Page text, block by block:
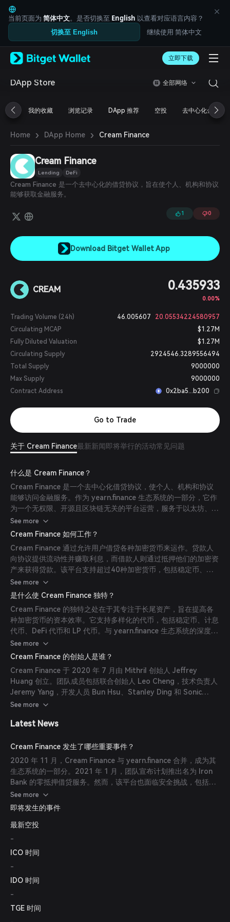
English
日本語
Tiếng Việt
Русский
Español (Latinoamérica)
Türkçe
Français
简体中文
繁體中文
Bahasa Indonesia
ภาษาไทย
العربية
हिन्दी
বাংলা
Español
Português (Brasil)
当前页面为 简体中文。是否切换至 English 以查看对应语言内容？
切换至 English 继续使用 简体中文
立即下载
DApp Store 全部网络
我的收藏 浏览记录 DApp 推荐 空投 去中心化金融
Home › DApp Home › Cream Finance
Cream Finance
Lending DeFi
Cream Finance 是一个去中心化的借贷协议，旨在使个人、机构和协议
能够获取金融服务。
1 0
Download Bitget Wallet App
CREAM 0.435933
0.00%
Trading Volume (24h) 46.005607
20.05534224580957
Circulating MCAP
$1.27M
Fully Diluted Valuation
$1.27M
Circulating Supply
2924546.3289556494
Total Supply
9000000
Max Supply
9000000
Contract Address
0x2ba5...b200
Go to Trade
关于 Cream Finance最新新闻即将举行的活动常见问题
什么是 Cream Finance？
Cream Finance 是一个去中心化借贷协议，使个人、机构和协议
能够访问金融服务。作为 yearn.finance 生态系统的一部分，它作
为一个无权限、开源且区块链无关的平台运营，服务于以太坊、币
安智能链、Polygon 和 Fantom 网络的用户。用户可以存入以太
币或包装比特币等资产以赚取收益，类似于传统的储蓄账户。
See more
Cream Finance 如何工作？
Cream Finance 通过允许用户借贷各种加密货币来运作。贷款人
向协议提供流动性并赚取利息，而借款人则通过抵押他们的加密资
产来获得贷款。该平台支持超过40种加密货币，包括稳定币、
DeFi 代币和 LP 代币。此外，Cream Finance 提供了一个名为
Cream Swap 的去中心化交易所，允许用户使用自动化做市商模
See more
是什么使 Cream Finance 独特？
Cream Finance 的独特之处在于其专注于长尾资产，旨在提高各
种加密货币的资本效率。它支持多样化的代币，包括稳定币、计息
代币、DeFi 代币和 LP 代币。与 yearn.finance 生态系统的深度集
成增强了其能力，且平台跨以太坊、币安智能链、Polygon 和
Fantom 的多链支持，为用户提供了灵活性和可访问性。
See more
Cream Finance 的创始人是谁？
Cream Finance 于 2020 年 7 月由 Mithril 创始人 Jeffrey
Huang 创立。团队成员包括联合创始人 Leo Cheng，技术负责人
Jeremy Yang，开发人员 Bun Hsu、Stanley Ding 和 Sonic
Jhan，产品经理 Eason Wu，以及市场团队成员 Max 和
See more
Latest News
Cream Finance 发生了哪些重要事件？
2020 年 11 月，Cream Finance 与 yearn.finance 合并，成为其
生态系统的一部分。2021 年 1 月，团队宣布计划推出名为 Iron
Bank 的零抵押借贷服务。然而，该平台也面临安全挑战，包括
2021 年 10 月的一次闪电贷攻击，导致重大损失。
See more
即将发生的事件
最新空投
-
ICO 时间
-
IDO 时间
-
TGE 时间